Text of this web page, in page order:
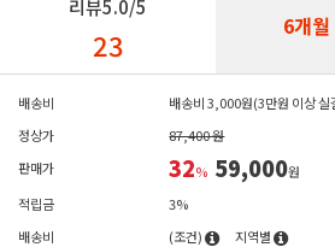
리뷰5.0/5
23 6개
배송비
배송비 3,000원(3만원 이상 실
정상가
87,400 원
판매가
32% 59,000원
적립금
3%
배송비
(조건) 지역별